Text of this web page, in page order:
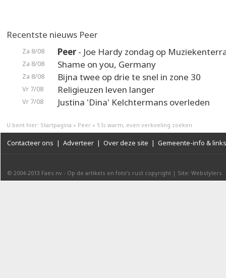
Recentste nieuws Peer
Za 8/08 Peer- Joe Hardy zondag op
Za 8/08 Shame on you, Germany
Za 8/08 Bijna twee op drie te snel in zone 30
Vr 7/08 Religieuzen leven langer
Vr 7/08 Justina 'Dina' Kelchtermans overleden
U bent hier: Startpagina » Peer » 't Is warm, even verkoeling zoeken
Contacteer ons | Adverteer | Over deze site | Gemeente-info & links
© 2004-2013 Faes nv - Op de artikels en foto’s rust copyright | Site: Webstylers